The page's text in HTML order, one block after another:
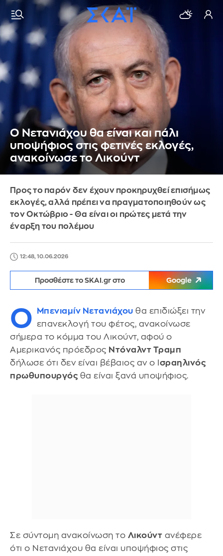
Ο Νετανιάχου θα είναι και πάλι
υποψήφιος στις φετινές εκλογές,
ανακοίνωσε το Λικούντ
Προς το παρόν δεν έχουν προκηρυχθεί επισήμως
εκλογές, αλλά πρέπει να πραγματοποιηθούν ως
τον Οκτώβριο - Θα είναι οι πρώτες μετά την
έναρξη του πολέμου
12:48, 10.06.2026
Προσθέστε το SKAI.gr στο Google
Ο Μπενιαμίν Νετανιάχου θα επιδιώξει την
επανεκλογή του φέτος, ανακοίνωσε
σήμερα το κόμμα του Λικούντ, αφού ο
Αμερικανός πρόεδρος Ντόναλντ Τραμπ
δήλωσε ότι δεν είναι βέβαιος αν ο Ι σραηλινός
πρωθυπουργός θα είναι ξανά υποψήφιος.
Σε σύντομη ανακοίνωση το Λικούντ ανέφερε
ότι ο Νετανιάχου θα είναι υποψήφιος στις